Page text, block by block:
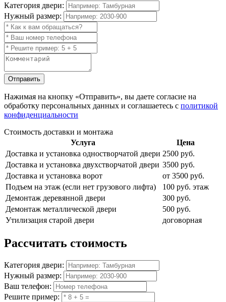
Категория двери:
Нужный размер:
Отправить
Нажимая на кнопку «Отправить», вы даете согласие на
обработку персональных данных и соглашаетесь с политикой
конфиденциальности
Стоимость доставки и монтажа
Услуга
Цена
Доставка и установка одностворчатой двери 2500 руб.
Доставка и установка двухстворчатой двери 3500 руб.
Доставка и установка ворот
от 3500 руб.
Подъем на этаж (если нет грузового лифта)
100 руб. этаж
Демонтаж деревянной двери
300 руб.
Демонтаж металлической двери
500 руб.
Утилизация старой двери
договорная
Рассчитать стоимость
Категория двери:
Нужный размер:
Ваш телефон:
Решите пример: